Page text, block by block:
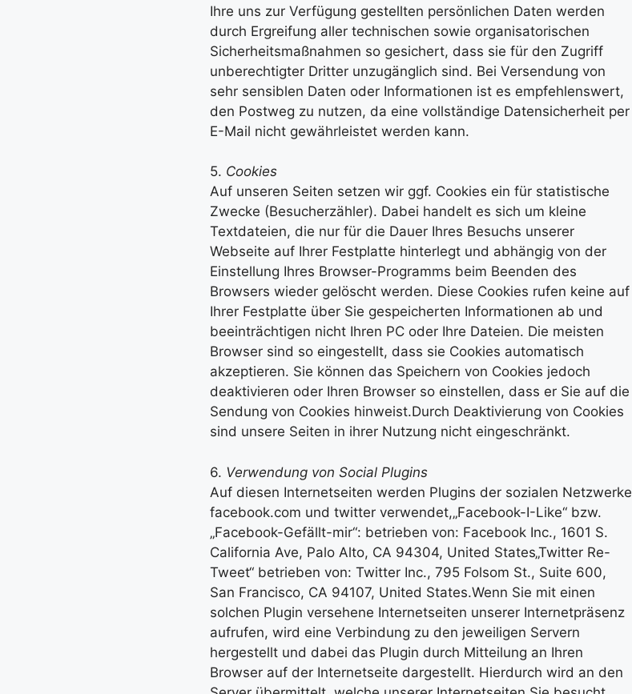
Ihre uns zur Verfügung gestellten persönlichen Daten werden
durch Ergreifung aller technischen sowie organisatorischen
Sicherheitsmaßnahmen so gesichert, dass sie für den Zugriff
unberechtigter Dritter unzugänglich sind. Bei Versendung von
sehr sensiblen Daten oder Informationen ist es empfehlenswert,
den Postweg zu nutzen, da eine vollständige Datensicherheit per
E-Mail nicht gewährleistet werden kann.
5. Cookies
Auf unseren Seiten setzen wir ggf. Cookies ein für statistische
Zwecke (Besucherzähler). Dabei handelt es sich um kleine
Textdateien, die nur für die Dauer Ihres Besuchs unserer
Webseite auf Ihrer Festplatte hinterlegt und abhängig von der
Einstellung Ihres Browser-Programms beim Beenden des
Browsers wieder gelöscht werden. Diese Cookies rufen keine auf
Ihrer Festplatte über Sie gespeicherten Informationen ab und
beeinträchtigen nicht Ihren PC oder Ihre Dateien. Die meisten
Browser sind so eingestellt, dass sie Cookies automatisch
akzeptieren. Sie können das Speichern von Cookies jedoch
deaktivieren oder Ihren Browser so einstellen, dass er Sie auf die
Sendung von Cookies hinweist.Durch Deaktivierung von Cookies
sind unsere Seiten in ihrer Nutzung nicht eingeschränkt.
6. Verwendung von Social Plugins
Auf diesen Internetseiten werden Plugins der sozialen Netzwerke
facebook.com und twitter verwendet,„Facebook-I-Like“ bzw.
„Facebook-Gefällt-mir“: betrieben von: Facebook Inc., 1601 S.
California Ave, Palo Alto, CA 94304, United States„Twitter Re-
Tweet“ betrieben von: Twitter Inc., 795 Folsom St., Suite 600,
San Francisco, CA 94107, United States.Wenn Sie mit einen
solchen Plugin versehene Internetseiten unserer Internetpräsenz
aufrufen, wird eine Verbindung zu den jeweiligen Servern
hergestellt und dabei das Plugin durch Mitteilung an Ihren
Browser auf der Internetseite dargestellt. Hierdurch wird an den